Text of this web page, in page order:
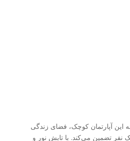
این آپارتمان کوچک، فضای زندگی
نفر تضمین می‌کند. با تابش نور و